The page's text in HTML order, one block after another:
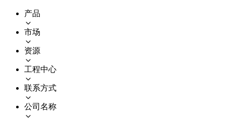
产品
市场
资源
工程中心
联系方式
公司名称